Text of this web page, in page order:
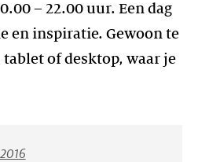
– 22.00 uur. Een dag
en inspiratie. Gewoon te
of desktop, waar je